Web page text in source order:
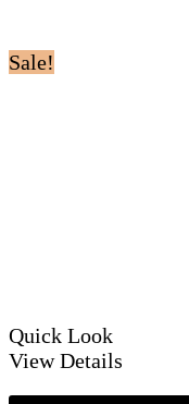
Sale!
Quick Look
View Details